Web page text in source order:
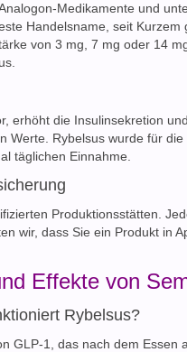
Medikamente und
Handelsname, seit
von 3 mg, 7 mg oder 14
erhöht die Insulinsekretion
Werte. Rybelsus wurde für
täglichen Einnahme.
Produktionsstätten.
wir, dass Sie ein Produkt in
Effekte von
Rybelsus?
GLP-1, das nach dem Essen